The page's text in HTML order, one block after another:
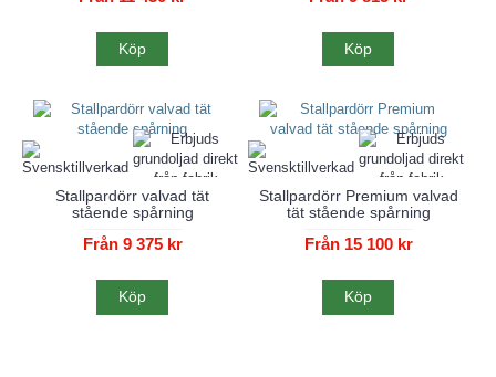
Köp Köp
Stallpardörr valvad tät
stående spårning
Från 9 375 kr
Köp
Stallpardörr Premium valvad
tät stående spårning
Från 15 100 kr
Köp